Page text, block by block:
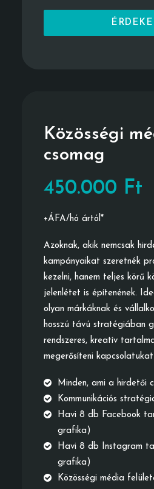
Közösségi
csomag
450.000 Ft
+ÁFA/hó ártól*
Azoknak, akik nemcsak
kampányaikat szeretnék
kezelni, hanem teljes körű
jelenlétet is építenének.
olyan márkáknak és
hosszú távú stratégiában
rendszeres, kreatív
megerősíteni
Minden, ami a hirdetői
Kommunikációs
Havi 8 db Facebook
grafika)
Havi 8 db Instagram
grafika)
Közösségi média